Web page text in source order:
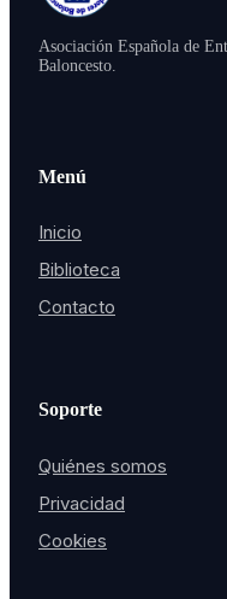
Asociación Española de
Baloncesto.
Menú
Inicio
Biblioteca
Contacto
Soporte
Quiénes somos
Privacidad
Cookies